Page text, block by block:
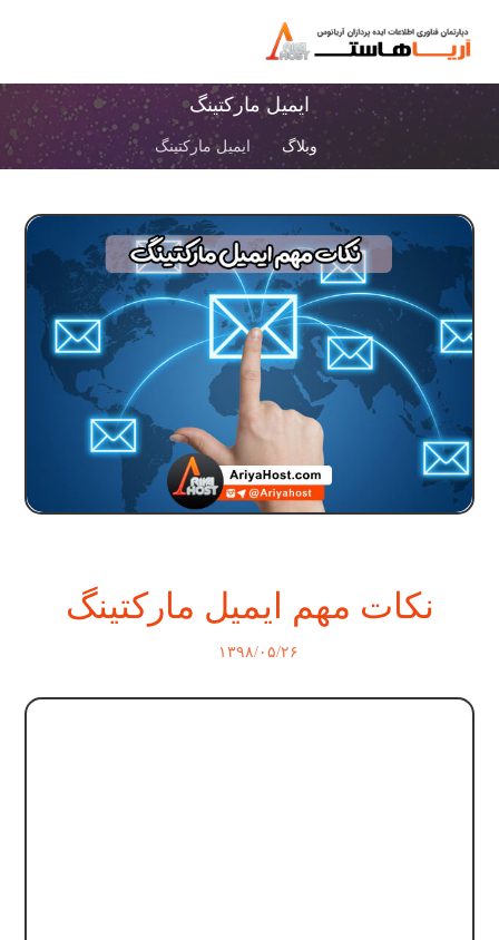
ایمیل مارکتینگ
وبلاگ ایمیل مارکتینگ
نکات مهم ایمیل مارکتینگ
۱۳۹۸/۰۵/۲۶